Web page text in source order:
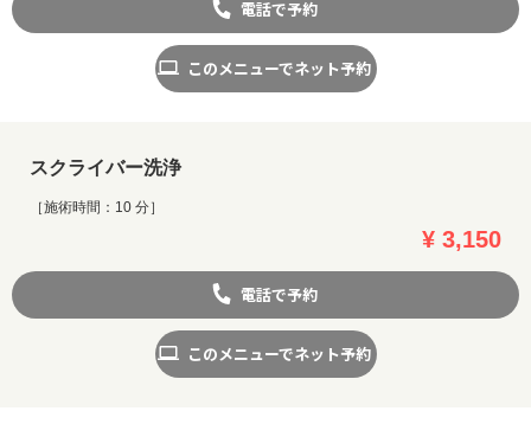
電話で予約
このメニューでネット予約
スクライバー洗浄
［施術時間：10 分］
¥ 3,150
電話で予約
このメニューでネット予約